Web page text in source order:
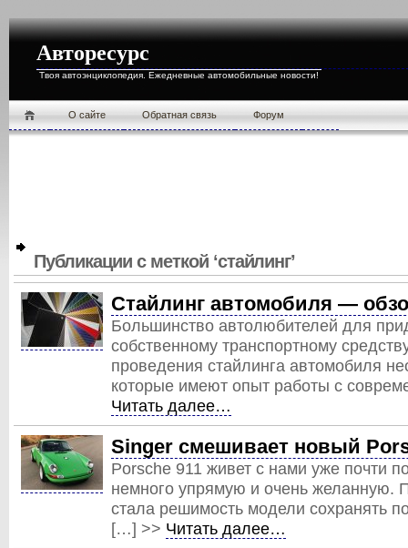
Авторесурс
Твоя автоэнциклопедия. Ежедневные автомобильные новости!
О cайте Обратная связь Форум
Публикации с меткой ‘стайлинг’
Стайлинг автомобиля —
Большинство автолюбителей для
собственному транспортному
проведения стайлинга автомобиля
которые имеют опыт работы с
Читать далее…
Singer смешивает новый
Porsche 911 живет с нами уже почти
немного упрямую и очень желанную.
стала решимость модели сохранять
[…] >> Читать далее…